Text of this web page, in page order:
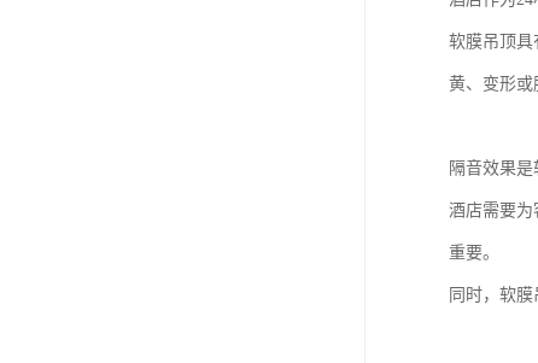
软膜吊顶具
黄、变形或
隔音效果是
酒店需要为
重要。
同时，软